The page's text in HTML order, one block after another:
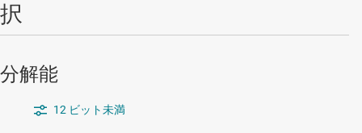
択
分解能
12 ビット未満